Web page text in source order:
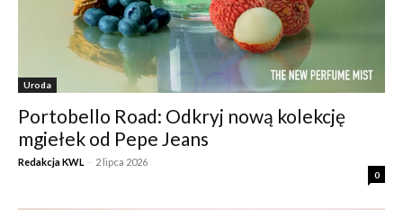
Uroda
Portobello Road: Odkryj nową kolekcję
mgiełek od Pepe Jeans
Redakcja KWL - 2 lipca 2026
0